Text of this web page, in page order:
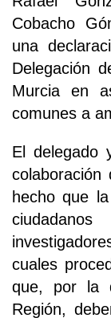
Cobacho
una
Delegación
Murcia en
comunes a
El delegado
colaboración
hecho que
cuales
que, por la
Región,